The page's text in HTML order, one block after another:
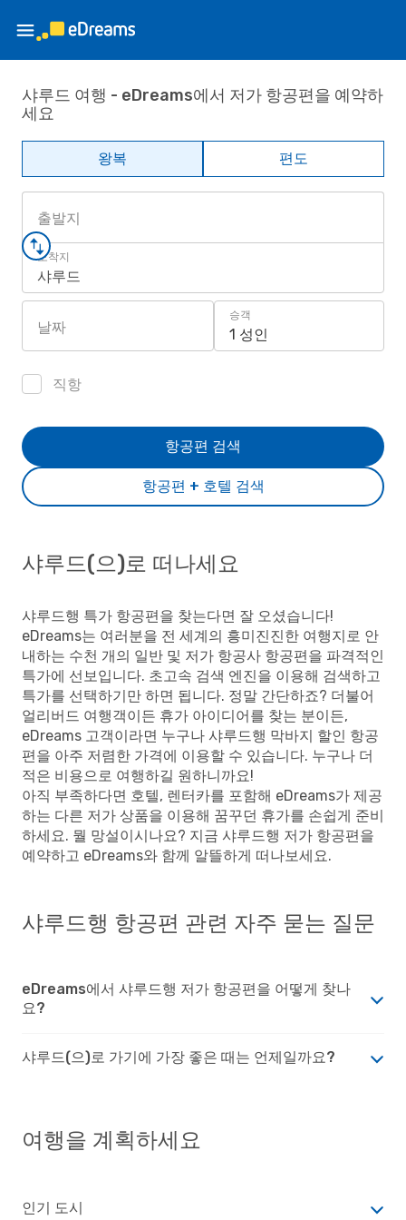
샤루드 여행 - eDreams에서 저가 항공편을 예약하
세요
왕복 편도
출발지
도착지
샤루드
날짜
승객
1 성인
직항
항공편 + 호텔 검색
항공편 검색
샤루드(으)로 떠나세요
샤루드행 특가 항공편을 찾는다면 잘 오셨습니다!
eDreams는 여러분을 전 세계의 흥미진진한 여행지로 안
내하는 수천 개의 일반 및 저가 항공사 항공편을 파격적인
특가에 선보입니다. 초고속 검색 엔진을 이용해 검색하고
특가를 선택하기만 하면 됩니다. 정말 간단하죠? 더불어
얼리버드 여행객이든 휴가 아이디어를 찾는 분이든,
eDreams 고객이라면 누구나 샤루드행 막바지 할인 항공
편을 아주 저렴한 가격에 이용할 수 있습니다. 누구나 더
적은 비용으로 여행하길 원하니까요!
아직 부족하다면 호텔, 렌터카를 포함해 eDreams가 제공
하는 다른 저가 상품을 이용해 꿈꾸던 휴가를 손쉽게 준비
하세요. 뭘 망설이시나요? 지금 샤루드행 저가 항공편을
예약하고 eDreams와 함께 알뜰하게 떠나보세요.
샤루드행 항공편 관련 자주 묻는 질문
eDreams에서 샤루드행 저가 항공편을 어떻게 찾나
요?
샤루드(으)로 가기에 가장 좋은 때는 언제일까요?
여행을 계획하세요
인기 도시